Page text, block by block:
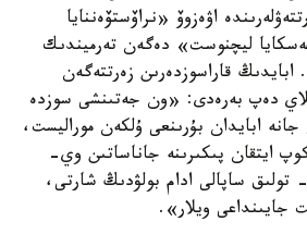
اۋەزوۆ «نراۆستۆەننايا
ليچنوست» دەگەن تەرميندىك
قاراسوزدەرىن زەرتتەگەن
دەپ بەرەدى: «ون جەتىنشى سوزدە
ابايدان بۇرىنعى ۇلكەن موراليست،
ايتقان پىكىرىنە جاناساتىن وي-
ساپالى ادام بولۋدىڭ شارتى،
جايىنداعى ويلار».